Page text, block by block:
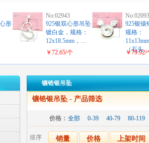
形
No:02943
925银双心形吊坠
镀白金，规格：
12x18.5mm，…
￥72.65/个
No:02093
925银镶
规格：
（石头…
￥79.92/
镶锆银吊坠
镶锆银吊坠 - 产品筛选
价格： 全部 0-39 40-79 80-119
排序 销量 价格 上架时间